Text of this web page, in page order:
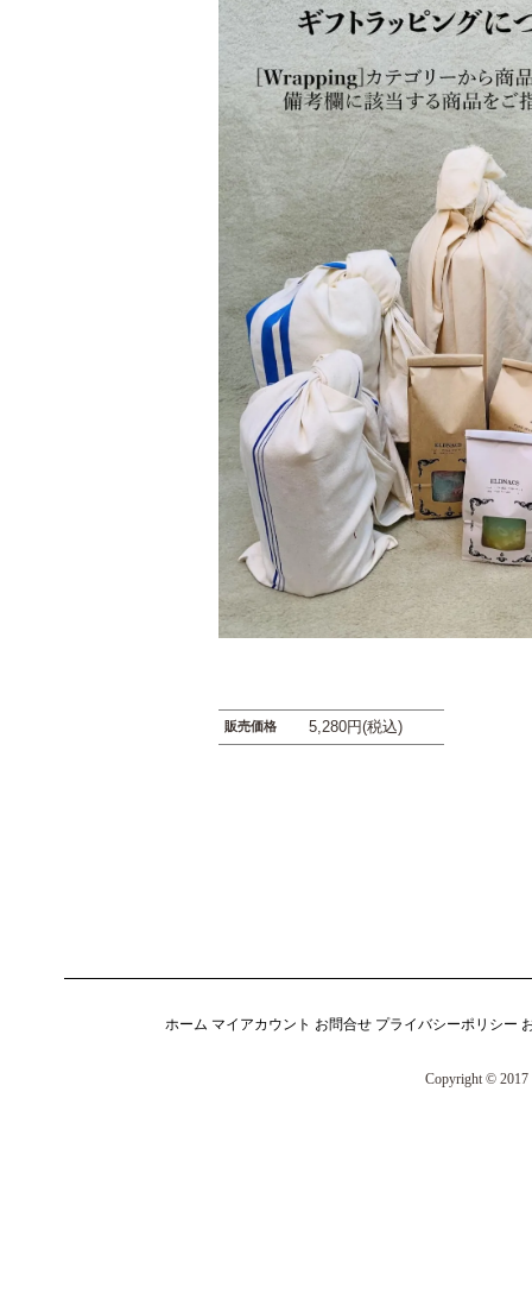
販売価格 5,280円(税込)
ホーム マイアカウント お問合せ プライバシーポリシー
Copyright © 2017